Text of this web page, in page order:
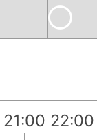
21:00 22:00